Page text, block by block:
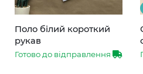
Поло білий короткий
рукав
Готово до відправлення